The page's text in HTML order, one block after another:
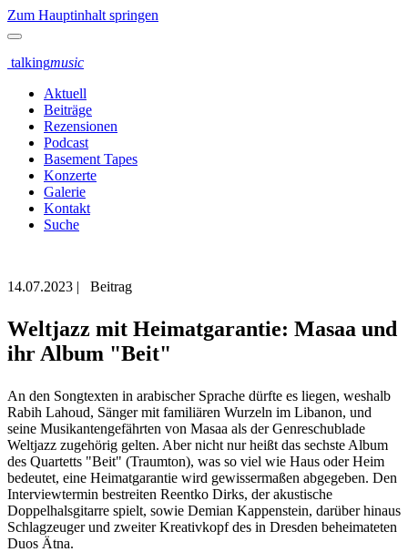
Zum Hauptinhalt springen
talkingmusic
Aktuell
Beiträge
Rezensionen
Podcast
Basement Tapes
Konzerte
Galerie
Kontakt
Suche
14.07.2023 | Beitrag
Weltjazz mit Heimatgarantie: Masaa und
ihr Album "Beit"
An den Songtexten in arabischer Sprache dürfte es liegen, weshalb
Rabih Lahoud, Sänger mit familiären Wurzeln im Libanon, und
seine Musikantengefährten von Masaa als der Genreschublade
Weltjazz zugehörig gelten. Aber nicht nur heißt das sechste Album
des Quartetts "Beit" (Traumton), was so viel wie Haus oder Heim
bedeutet, eine Heimatgarantie wird gewissermaßen abgegeben. Den
Interviewtermin bestreiten Reentko Dirks, der akustische
Doppelhalsgitarre spielt, sowie Demian Kappenstein, darüber hinaus
Schlagzeuger und zweiter Kreativkopf des in Dresden beheimateten
Duos Ätna.